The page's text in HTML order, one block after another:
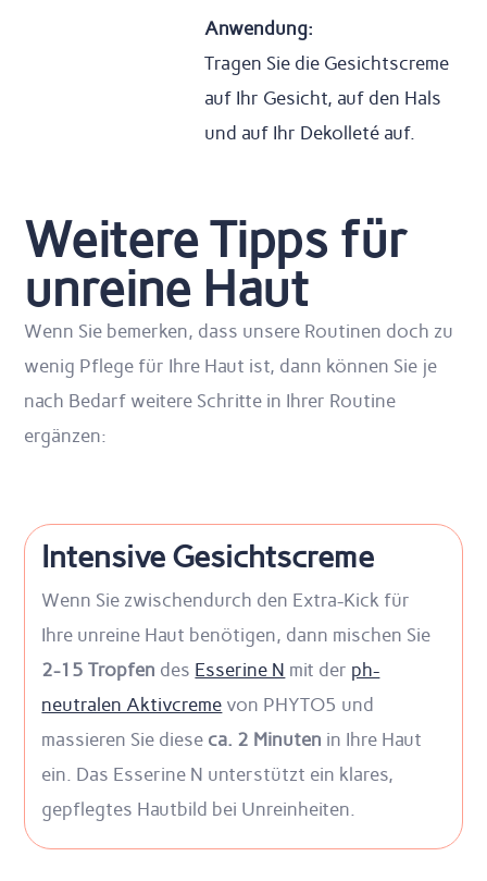
Anwendung:
Tragen Sie die Gesichtscreme
auf Ihr Gesicht, auf den Hals
und auf Ihr Dekolleté auf.
Weitere Tipps für
unreine Haut
Wenn Sie bemerken, dass unsere Routinen doch zu
wenig Pflege für Ihre Haut ist, dann können Sie je
nach Bedarf weitere Schritte in Ihrer Routine
ergänzen:
Intensive Gesichtscreme
Wenn Sie zwischendurch den Extra-Kick für
Ihre unreine Haut benötigen, dann mischen Sie
2-15 Tropfen des Esserine N mit der ph-
neutralen Aktivcreme von PHYTO5 und
massieren Sie diese ca. 2 Minuten in Ihre Haut
ein. Das Esserine N unterstützt ein klares,
gepflegtes Hautbild bei Unreinheiten.